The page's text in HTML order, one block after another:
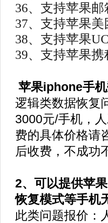
36、支持苹果邮
37、支持苹果美
38、支持苹果
39、支持苹果携
苹果iphone手
逻辑类数据恢复
3000元/手机，
费的具体价格请
后收费，不成功
2、可以提供苹
恢复模式等手机
此类问题报价：